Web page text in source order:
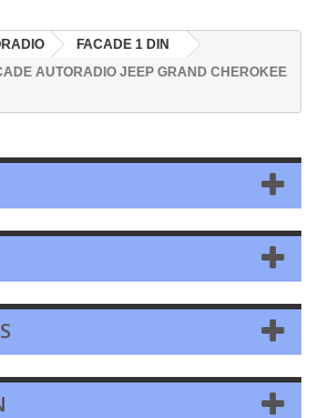
FACADE 1 DIN
AUTORADIO JEEP GRAND CHEROKEE